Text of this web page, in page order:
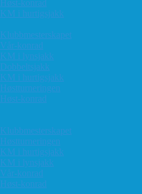
Høst-konrad
KM i hurtigsjakk
Klubbmesterskapet
Vår-konrad
KM i lynsjakk
Dobbeltsjakk
KM i hurtigsjakk
Høstturneringen
Høst-konrad
Klubbmesterskapet
Høstturneringen
KM i hurtigsjakk
KM i lynsjakk
Vår-konrad
Høst-konrad